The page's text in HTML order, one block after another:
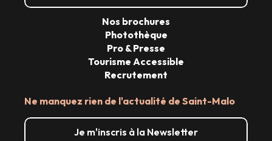
Ne manquez rien de l'actualité de Saint-Malo
Je m'inscris à la Newsletter
Nos brochures
Photothèque
Pro & Presse
Tourisme Accessible
Recrutement